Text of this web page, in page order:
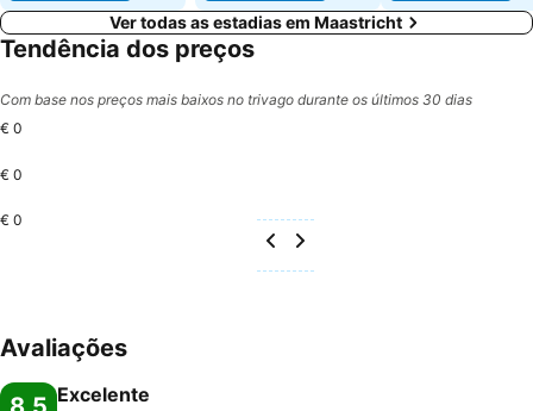
Ver todas as estadias em Maastricht
Tendência dos preços
Com base nos preços mais baixos no trivago durante os últimos 30 dias
€ 0
€ 0
€ 0
Avaliações
Excelente